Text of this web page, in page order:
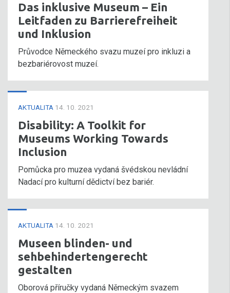
Das inklusive Museum – Ein
Leitfaden zu Barrierefreiheit
und Inklusion
Průvodce Německého svazu muzeí pro inkluzi a
bezbariérovost muzeí.
AKTUALITA 14. 10. 2021
Disability: A Toolkit for
Museums Working Towards
Inclusion
Pomůcka pro muzea vydaná švédskou nevládní
Nadací pro kulturní dědictví bez bariér.
AKTUALITA 14. 10. 2021
Museen blinden- und
sehbehindertengerecht
gestalten
Oborová příručky vydaná Německým svazem